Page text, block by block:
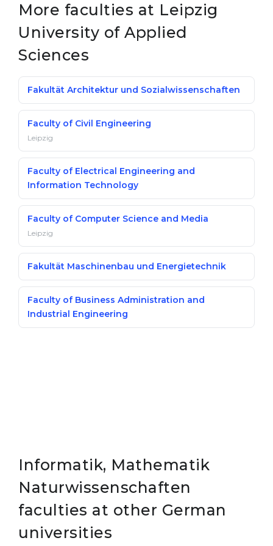
More faculties at Leipzig
University of Applied
Sciences
Fakultät Architektur und Sozialwissenschaften
Faculty of Civil Engineering
Leipzig
Faculty of Electrical Engineering and
Information Technology
Faculty of Computer Science and Media
Leipzig
Fakultät Maschinenbau und Energietechnik
Faculty of Business Administration and
Industrial Engineering
Informatik, Mathematik
Naturwissenschaften
faculties at other German
universities